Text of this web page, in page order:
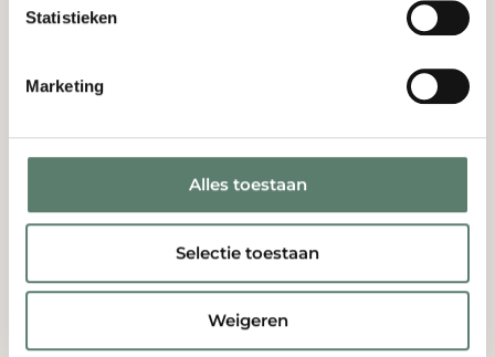
Statistieken
Marketing
Alles toestaan
Selectie toestaan
Weigeren
Praktische informatie
Datum: 28 september 2026
Tijd: gratis inloop tussen 17:00 en 21:00
Locatie: Montfortlaan 12, 5688 NM Oirschot
Parkeren: voor de deur met ruimte voor 100+
auto’s
buurt van Eindhoven en Oirschot? Laat je inspireren op 28